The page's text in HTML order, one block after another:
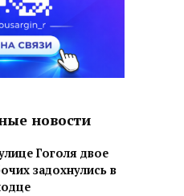
новости
Гоголя двое
задохнулись в